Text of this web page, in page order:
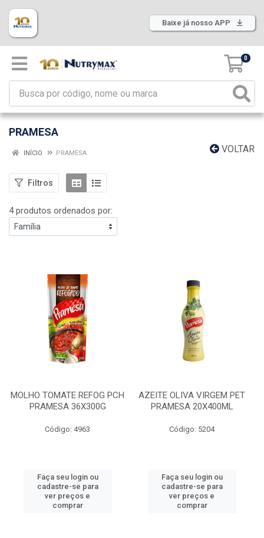
Baixe já nosso APP
0
PRAMESA
VOLTAR
INÍCIO PRAMESA
Filtros
4 produtos ordenados por:
MOLHO TOMATE REFOG PCH
PRAMESA 36X300G
Código: 4963
Faça seu login ou
cadastre-se para
ver preços e
comprar
AZEITE OLIVA VIRGEM PET
PRAMESA 20X400ML
Código: 5204
Faça seu login ou
cadastre-se para
ver preços e
comprar